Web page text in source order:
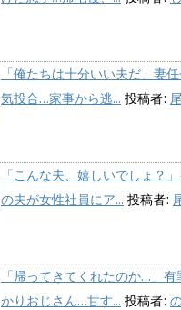
「俺たちは十分いい夫だ」妻
気投合…家事から逃... 投稿者:
「こんな夫、嬉しいでしょ？
の夫が女性社員にア... 投稿者:
「帰ってきてくれたのか…」
かりおじさん…甘す... 投稿者: